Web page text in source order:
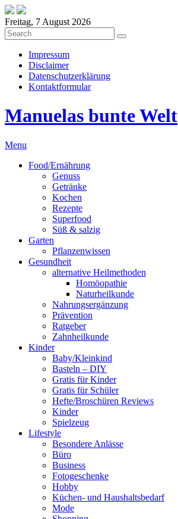
Freitag, 7 August 2026
Impressum
Disclaimer
Datenschutzerklärung
Kontaktformular
Manuelas bunte Welt
Menu
Food/Ernährung
Genuss
Getränke
Kochen
Rezepte
Superfood
Süß & salzig
Garten
Pflanzenwissen
Gesundheit
alternative Heilmethoden
Homöopathie
Naturheilkunde
Nahrungsergänzung
Prävention
Ratgeber
Zahnheilkunde
Kinder
Baby/Kleinkind
Basteln – DIY
Gratis für Kinder
Gratis für Schüler
Hefte/Broschüren Reviews
Kinder
Spielzeug
Lifestyle
Besondere Anlässe
Büro
Business
Fotogeschenke
Hobby
Küchen- und Haushaltsbedarf
Mode